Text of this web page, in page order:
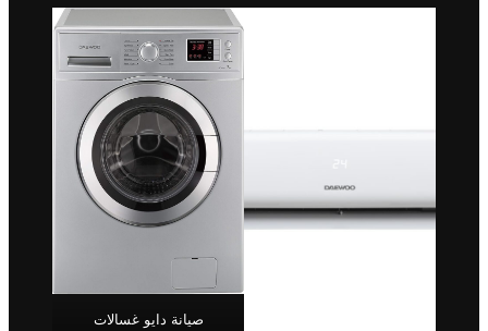
صيانة دايو غسالات